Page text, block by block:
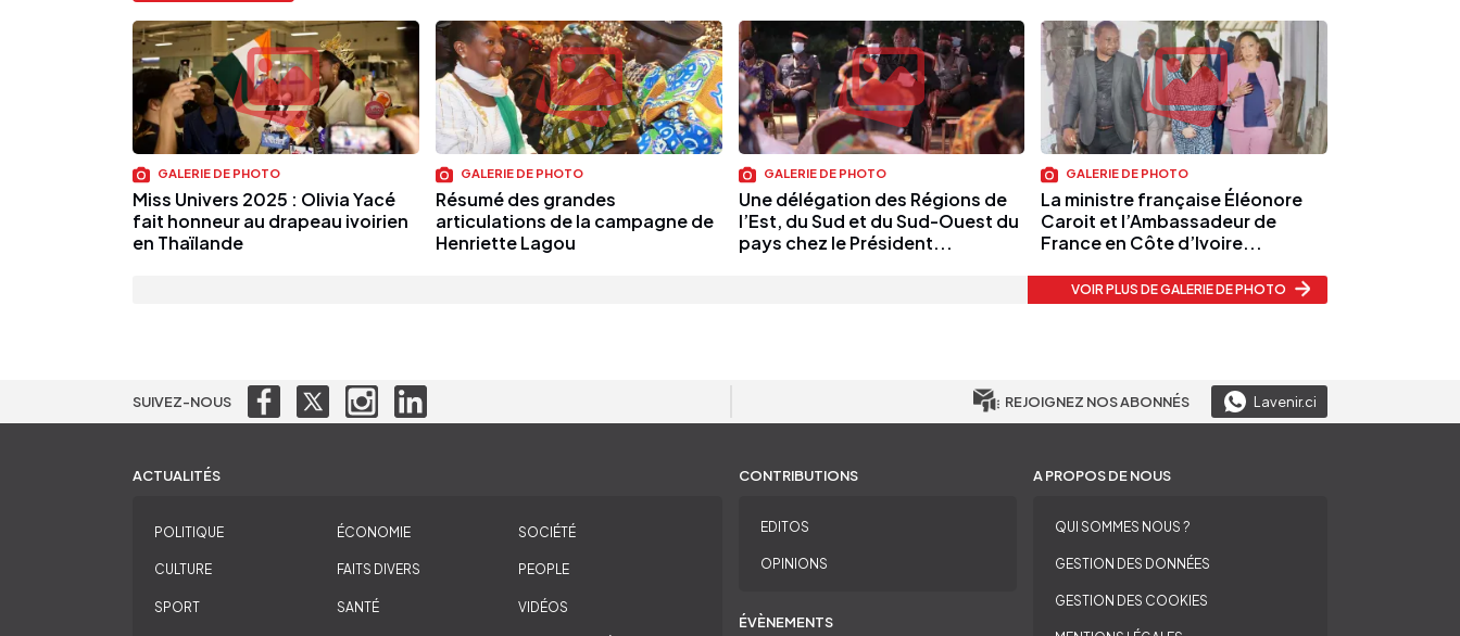
GALERIE DE PHOTO
Miss Univers 2025 : Olivia Yacé
fait honneur au drapeau ivoirien
en Thaïlande
GALERIE DE PHOTO
Résumé des grandes
articulations de la campagne de
Henriette Lagou
GALERIE DE PHOTO
Une délégation des Régions de
l’Est, du Sud et du Sud-Ouest du
pays chez le Président...
GALERIE DE PHOTO
La ministre française Éléonore
Caroit et l’Ambassadeur de
France en Côte d’Ivoire...
VOIR PLUS DE GALERIE DE PHOTO
SUIVEZ-NOUS REJOIGNEZ NOS ABONNÉS Lavenir.ci
ACTUALITÉS
POLITIQUE ÉCONOMIE SOCIÉTÉ
CULTURE FAITS DIVERS PEOPLE
SPORT SANTÉ VIDÉOS
CONTRIBUTIONS
EDITOS
OPINIONS
ÉVÈNEMENTS
A PROPOS DE NOUS
QUI SOMMES NOUS ?
GESTION DES DONNÉES
GESTION DES COOKIES